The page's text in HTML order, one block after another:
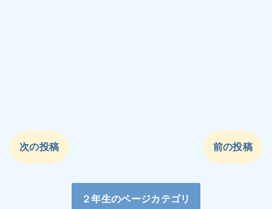
次の投稿 前の投稿
２年生のページカテゴリ